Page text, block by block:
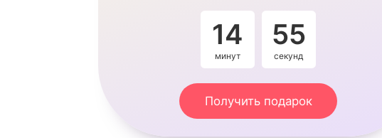
14
минут
54
секунды
Получить подарок